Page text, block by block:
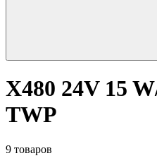
X480 24V 15
TWP
9 товаров